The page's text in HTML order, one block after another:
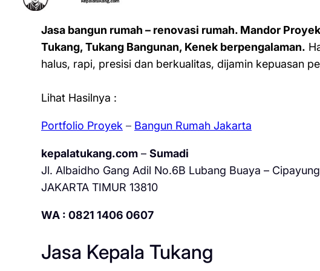
Jasa bangun rumah – renovasi rumah. Mandor
Tukang, Tukang Bangunan, Kenek berpengalaman.
halus, rapi, presisi dan berkualitas, dijamin kepuasan
Lihat Hasilnya :
Portfolio Proyek – Bangun Rumah Jakarta
kepalatukang.com– Sumadi
Jl. Albaidho Gang Adil No.6B Lubang Buaya –
JAKARTA TIMUR 13810
WA : 0821 1406 0607
Jasa Kepala Tukang